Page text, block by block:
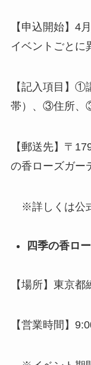
【申込開始】
イベントごとに
【記入項目】
帯）、③住所、
【郵送先】〒
の香ローズガ
※詳しくは公
四季の香ロ
【場所】東京
【営業時間】